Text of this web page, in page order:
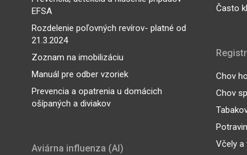
EFSA
Rozdelenie poľovných revírov- platné od
21.3.2024
Zoznam na imobilizáciu
Manuál pre odber vzoriek
Prevencia a opatrenia u domácich
ošípaných a diviakov
Aviárna influenza (AI)
Často
Chov
Chov
Včely a